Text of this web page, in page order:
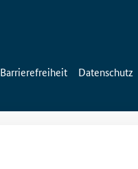
Barrierefreiheit Datenschutz